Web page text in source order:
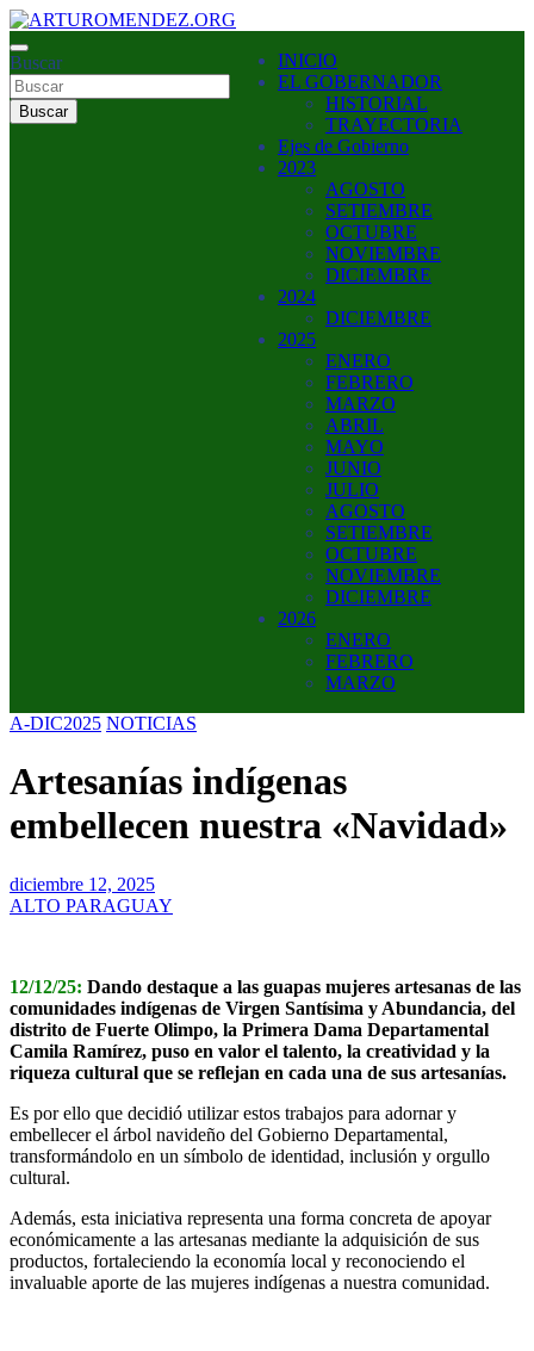
Saltar
al
contenido
ARTUROMENDEZ.ORG
ARTURO MENDEZ GOBERNADOR 2023
Buscar
Buscar
INICIO
EL GOBERNADOR
HISTORIAL
TRAYECTORIA
Ejes de Gobierno
2023
AGOSTO
SETIEMBRE
OCTUBRE
NOVIEMBRE
DICIEMBRE
2024
DICIEMBRE
2025
ENERO
FEBRERO
MARZO
ABRIL
MAYO
JUNIO
JULIO
AGOSTO
SETIEMBRE
OCTUBRE
NOVIEMBRE
DICIEMBRE
2026
ENERO
FEBRERO
MARZO
A-DIC2025 NOTICIAS
Artesanías indígenas
embellecen nuestra «Navidad»
diciembre 12, 2025
ALTO PARAGUAY
12/12/25: Dando destaque a las guapas mujeres artesanas de las
comunidades indígenas de Virgen Santísima y Abundancia, del
distrito de Fuerte Olimpo, la Primera Dama Departamental
Camila Ramírez, puso en valor el talento, la creatividad y la
riqueza cultural que se reflejan en cada una de sus artesanías.
Es por ello que decidió utilizar estos trabajos para adornar y
embellecer el árbol navideño del Gobierno Departamental,
transformándolo en un símbolo de identidad, inclusión y orgullo
cultural.
Además, esta iniciativa representa una forma concreta de apoyar
económicamente a las artesanas mediante la adquisición de sus
productos, fortaleciendo la economía local y reconociendo el
invaluable aporte de las mujeres indígenas a nuestra comunidad.